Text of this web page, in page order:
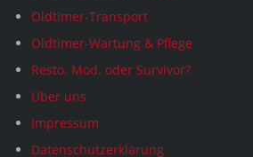
Oldtimer-Transport
Oldtimer-Wartung & Pflege
Resto. Mod. oder Survivor?
Über uns
Impressum
Datenschutzerklärung